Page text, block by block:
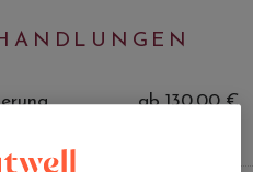
ab 130,00 €